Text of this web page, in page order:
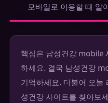
모바일로 이용할 때 알
핵심은 남성건강 mobile
하세요. 결국 남성건강
기억하세요. 더불어 오늘
성건강 사이트를 찾아보